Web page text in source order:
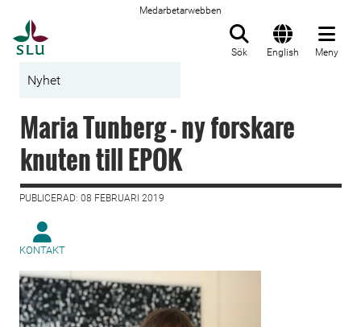
Medarbetarwebben
Sök English Meny
Nyhet
Maria Tunberg - ny forskare
knuten till EPOK
PUBLICERAD: 08 FEBRUARI 2019
KONTAKT